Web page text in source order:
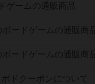
ゲームの通販商品
ボードゲームの通販商
ードゲームの通販商
ドクーポンについて